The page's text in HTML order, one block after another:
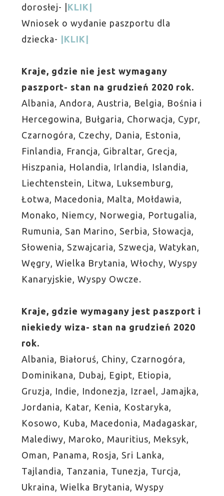
dorosłej- | KLIK|
Wniosek o wydanie paszportu dla
dziecka- |KLIK|
Kraje, gdzie nie jest wymagany
paszport- stan na grudzień 2020 rok.
Albania, Andora, Austria, Belgia, Bośnia i
Hercegowina, Bułgaria, Chorwacja, Cypr,
Czarnogóra, Czechy, Dania, Estonia,
Finlandia, Francja, Gibraltar, Grecja,
Hiszpania, Holandia, Irlandia, Islandia,
Liechtenstein, Litwa, Luksemburg,
Łotwa, Macedonia, Malta, Mołdawia,
Monako, Niemcy, Norwegia, Portugalia,
Rumunia, San Marino, Serbia, Słowacja,
Słowenia, Szwajcaria, Szwecja, Watykan,
Węgry, Wielka Brytania, Włochy, Wyspy
Kanaryjskie, Wyspy Owcze.
Kraje, gdzie wymagany jest paszport i
niekiedy wiza- stan na grudzień 2020
rok.
Albania, Białoruś, Chiny, Czarnogóra,
Dominikana, Dubaj, Egipt, Etiopia,
Gruzja, Indie, Indonezja, Izrael, Jamajka,
Jordania, Katar, Kenia, Kostaryka,
Kosowo, Kuba, Macedonia, Madagaskar,
Malediwy, Maroko, Mauritius, Meksyk,
Oman, Panama, Rosja, Sri Lanka,
Tajlandia, Tanzania, Tunezja, Turcja,
Ukraina, Wielka Brytania, Wyspy